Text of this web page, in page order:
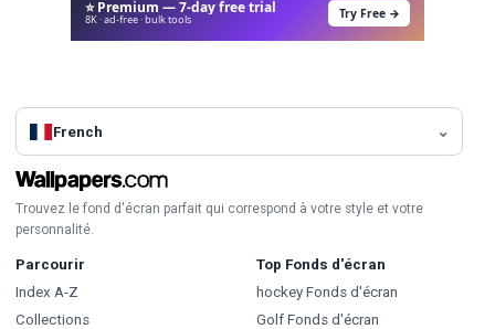
⭐ Premium — 7-day free trial
8K · ad-free · bulk tools Try Free →
French
Trouvez le fond d'écran parfait qui correspond à votre style et votre
personnalité.
Parcourir
Index A-Z
Collections
Top Fonds d'écran
hockey Fonds d'écran
Golf Fonds d'écran